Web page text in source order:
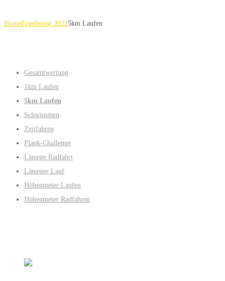
HomeErgebnisse 20215km Laufen
Gesamtwertung
1km Laufen
5km Laufen
Schwimmen
Zeitfahren
Plank-Challenge
Längste Radfahrt
Längster Lauf
Höhenmeter Laufen
Höhenmeter Radfahren